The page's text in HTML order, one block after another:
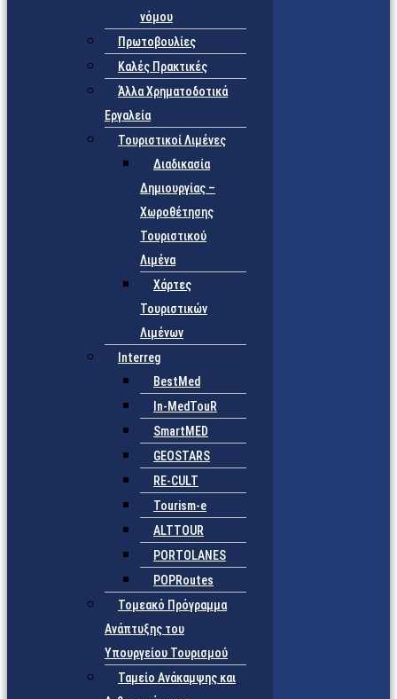
νόμου
Πρωτοβουλίες
Καλές Πρακτικές
Άλλα Χρηματοδοτικά
Εργαλεία
Τουριστικοί Λιμένες
Διαδικασία
Δημιουργίας –
Χωροθέτησης
Τουριστικού
Λιμένα
Χάρτες
Τουριστικών
Λιμένων
Interreg
BestMed
In-MedTouR
SmartMED
GEOSTARS
RE-CULT
Tourism-e
ALTTOUR
PORTOLANES
POPRoutes
Τομεακό Πρόγραμμα
Ανάπτυξης του
Υπουργείου Τουρισμού
Ταμείο Ανάκαμψης και